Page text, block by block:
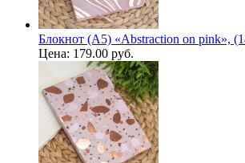
Блокнот (A5) «Abstraction on pink»,
Цена: 179.00 руб.